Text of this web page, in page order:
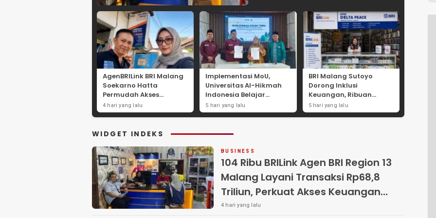
AgenBRILink BRI Malang
Soekarno Hatta
Permudah Akses
Layanan Keuangan
Masyarakat
4 hari yang lalu
Implementasi MoU,
Universitas Al-Hikmah
Indonesia Belajar
Strategi Kemandirian
Ekonomi di Pondok
Lamongan
5 hari yang lalu
BRI Malang Sutoyo
Dorong Inklusi
Keuangan, Ribuan
AgenBRILink Layani
Warga Hingga
5 hari yang lalu
WIDGET INDEKS
BUSINESS
104 Ribu BRILink Agen BRI Region 13
Malang Layani Transaksi Rp68,8
Triliun, Perkuat Akses Keuangan
Masyarakat
4 hari yang lalu